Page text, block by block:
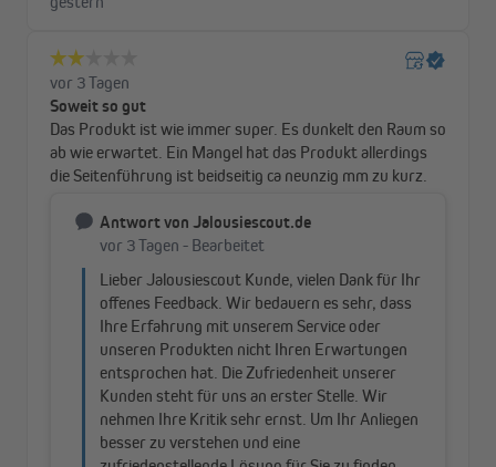
Europäischen Union gefertigt. Dabei achten wir auf
umweltschonende Materialien und Verfahren.
Der richtige Stoff für jeden Raum
Du wählst selbst, wie viel Licht du durchlassen möchtest – von
leicht gefiltertem Tageslicht bis zur vollständigen Verdunkelung
im Schlafzimmer. Alle Stoffe werden per Ultraschall geschnitten,
sodass die Kanten sauber und fransenfrei bleiben. Dank der
hohen UV-Beständigkeit verblassen die Farben auch bei starker
Sonneneinstrahlung nicht.
Thermobeschichtung: gut für Raumklima und
Heizkosten
Unsere thermobeschichteten Stoffe bieten nicht nur eine
zuverlässige Verdunkelung, sondern tragen auch zur
Energieeffizienz deines Zuhauses bei. Sie halten im Winter die
Kälte und im Sommer die Hitze ab, was sich positiv auf deine
Energiekosten auswirken kann.